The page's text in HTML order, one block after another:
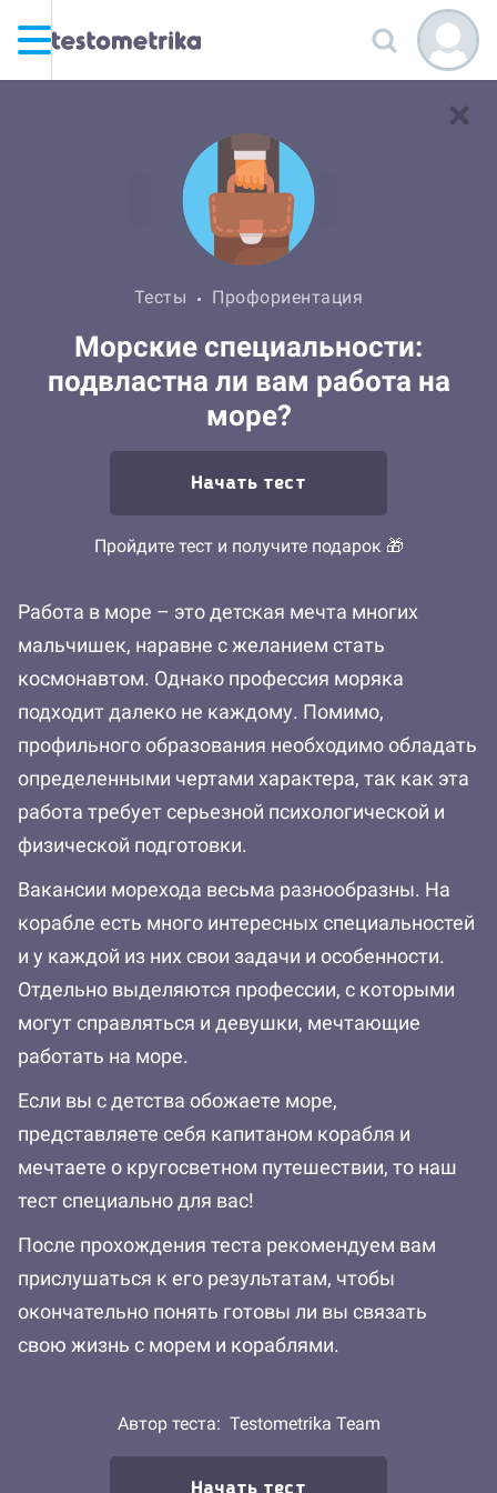
Тесты Профориентация
Морские специальности:
подвластна ли вам работа на
море?
Начать тест
Пройдите тест и получите подарок 🎁
Работа в море – это детская мечта многих
мальчишек, наравне с желанием стать
космонавтом. Однако профессия моряка
подходит далеко не каждому. Помимо,
профильного образования необходимо обладать
определенными чертами характера, так как эта
работа требует серьезной психологической и
физической подготовки.
Вакансии морехода весьма разнообразны. На
корабле есть много интересных специальностей
и у каждой из них свои задачи и особенности.
Отдельно выделяются профессии, с которыми
могут справляться и девушки, мечтающие
работать на море.
Если вы с детства обожаете море,
представляете себя капитаном корабля и
мечтаете о кругосветном путешествии, то наш
тест специально для вас!
После прохождения теста рекомендуем вам
прислушаться к его результатам, чтобы
окончательно понять готовы ли вы связать
свою жизнь с морем и кораблями.
Автор теста: Testometrika Team
Начать тест